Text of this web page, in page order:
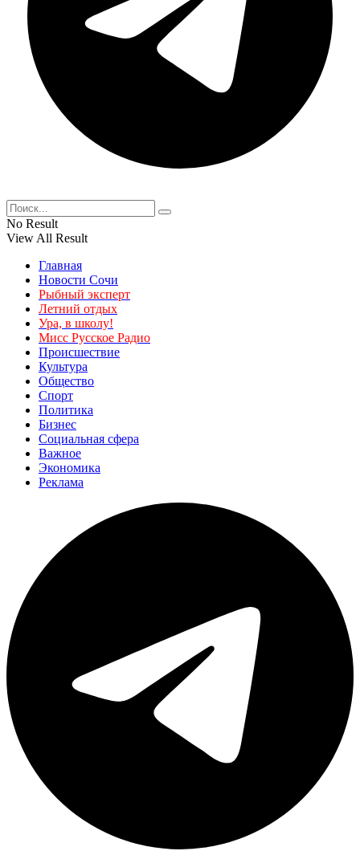
No Result
View All Result
Главная
Новости Сочи
Рыбный эксперт
Летний отдых
Ура, в школу!
Мисс Русское Радио
Происшествие
Культура
Общество
Спорт
Политика
Бизнес
Социальная сфера
Важное
Экономика
Реклама